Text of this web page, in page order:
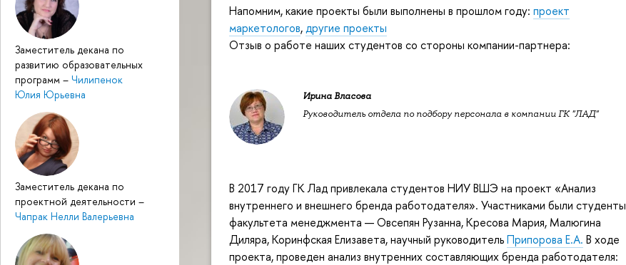
Заместитель декана по
развитию образовательных
программ – Чилипенок
Юлия Юрьевна
Заместитель декана по
проектной деятельности –
Чапрак Нелли Валерьевна
Напомним, какие проекты были выполнены в прошлом году: проект
маркетологов,другие проекты
Отзыв о работе наших студентов со стороны компании-партнера:
Ирина Власова
Руководитель отдела по подбору персонала в компании ГК "ЛАД"
В 2017 году ГК Лад привлекала студентов НИУ ВШЭ на проект «Анализ
внутреннего и внешнего бренда работодателя». Участниками были студенты
факультета менеджмента — Овсепян Рузанна, Кресова Мария, Малюгина
Диляра, Коринфская Елизавета, научный руководительПрипорова Е.А. В ходе
проекта, проведен анализ внутренних составляющих бренда работодателя: